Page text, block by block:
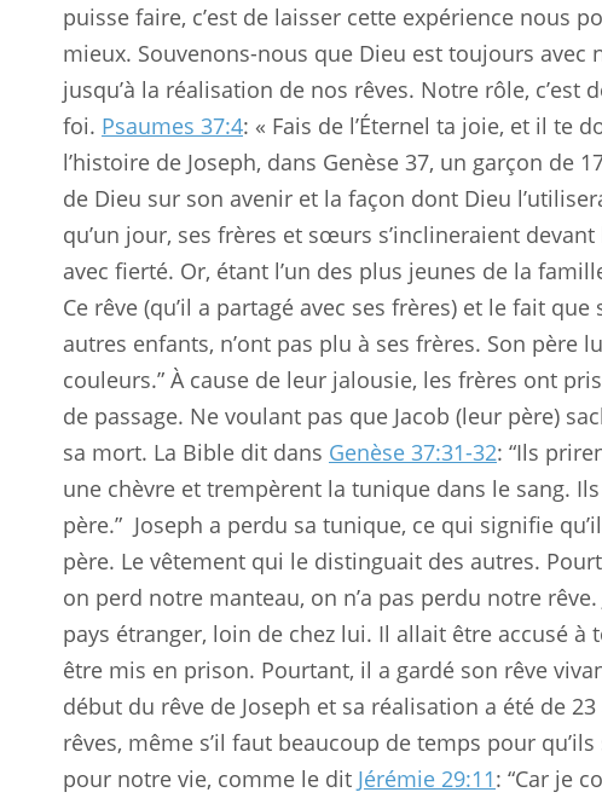
puisse faire, c’est de laisser cette expérience nous
mieux. Souvenons-nous que Dieu est toujours avec
jusqu’à la réalisation de nos rêves. Notre rôle, c’est
foi. Psaumes 37:4: « Fais de l’Éternel ta joie, et il te
l’histoire de Joseph, dans Genèse 37, un garçon de
de Dieu sur son avenir et la façon dont Dieu
qu’un jour, ses frères et sœurs s’inclineraient
avec fierté. Or, étant l’un des plus jeunes de la
Ce rêve (qu’il a partagé avec ses frères) et le fait
autres enfants, n’ont pas plu à ses frères. Son père
couleurs.” À cause de leur jalousie, les frères ont
de passage. Ne voulant pas que Jacob (leur père)
sa mort. La Bible dit dans Genèse 37:31-32: “Ils
une chèvre et trempèrent la tunique dans le sang.
père.” Joseph a perdu sa tunique, ce qui signifie
père. Le vêtement qui le distinguait des autres.
on perd notre manteau, on n’a pas perdu notre
pays étranger, loin de chez lui. Il allait être accusé
être mis en prison. Pourtant, il a gardé son rêve
début du rêve de Joseph et sa réalisation a été de 23
rêves, même s’il faut beaucoup de temps pour
pour notre vie, comme le dit Jérémie 29:11: “Car je